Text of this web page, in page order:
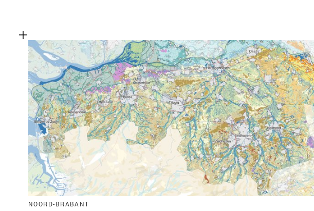
NOORD-BRABANT